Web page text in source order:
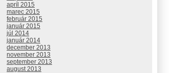
apríl 2015
marec 2015
február 2015
január 2015
júl 2014
január 2014
december 2013
november 2013
september 2013
august 2013